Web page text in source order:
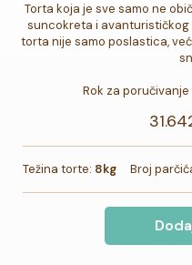
Torta koja je sve samo ne
suncokreta i
torta nije samo poslastica,
Rok za poručivanje
Težina torte: 8kg Broj